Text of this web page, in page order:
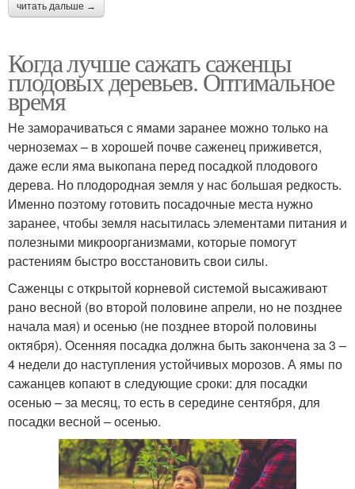
читать дальше →
Когда лучше сажать саженцы
плодовых деревьев. Оптимальное
время
Не заморачиваться с ямами заранее можно только на
черноземах – в хорошей почве саженец приживется,
даже если яма выкопана перед посадкой плодового
дерева. Но плодородная земля у нас большая редкость.
Именно поэтому готовить посадочные места нужно
заранее, чтобы земля насытилась элементами питания и
полезными микроорганизмами, которые помогут
растениям быстро восстановить свои силы.
Саженцы с открытой корневой системой высаживают
рано весной (во второй половине апрели, но не позднее
начала мая) и осенью (не позднее второй половины
октября). Осенняя посадка должна быть закончена за 3 –
4 недели до наступления устойчивых морозов. А ямы по
сажанцев копают в следующие сроки: для посадки
осенью – за месяц, то есть в середине сентября, для
посадки весной – осенью.